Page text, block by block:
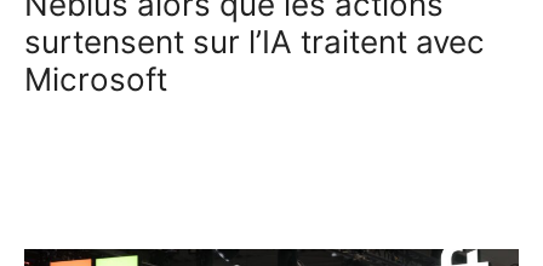
surtensent sur l’IA traitent avec
Microsoft